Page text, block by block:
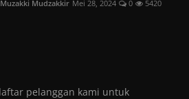
Mudzakkir Mei 28, 2024 0 5420
pelanggan kami untuk